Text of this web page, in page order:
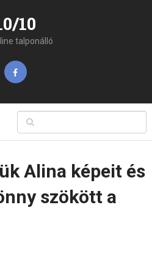
10
talponálló
Alina képeit és
szökött a